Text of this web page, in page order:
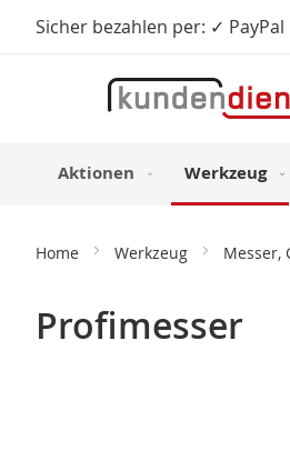
Sicher bezahlen per: ✓
Aktionen Werkzeug
Home Werkzeug Messer,
Profimesser